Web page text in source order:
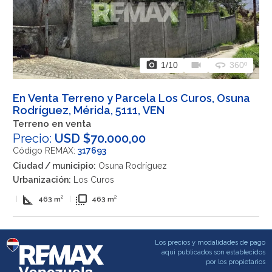
photo_camera 1/10 videocam 360 360º
En Venta Terreno y Parcela Los Curos, Osuna
Rodríguez, Mérida, 5111, VEN
Terreno en venta
Precio: USD $70.000,00
Código REMAX: 317693
Ciudad / municipio: Osuna Rodríguez
Urbanización: Los Curos
square_foot 463 m² flip_to_front 463 m²
Los precios y modalidades de pago
aqui publicados son establecidos
por los propietarios